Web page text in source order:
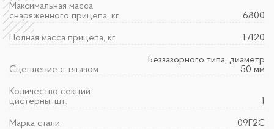
Максимальная масса
снаряженного прицепа, кг
6800
Полная масса прицепа, кг 17120
Сцепление с тягачом
Беззазорного типа, диаметр
50 мм
Количество секций
цистерны, шт.
1
Марка стали 09Г2С